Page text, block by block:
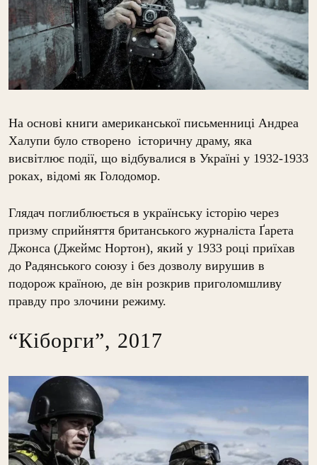
На основі книги американської письменниці Андреа
Халупи було створено історичну драму, яка
висвітлює події, що відбувалися в Україні у 1932-1933
роках, відомі як Голодомор.
Глядач поглиблюється в українську історію через
призму сприйняття британського журналіста Ґарета
Джонса (Джеймс Нортон), який у 1933 році приїхав
до Радянського союзу і без дозволу вирушив в
подорож країною, де він розкрив приголомшливу
правду про злочини режиму.
“Кіборги”, 2017